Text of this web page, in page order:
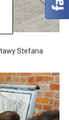
Stefana